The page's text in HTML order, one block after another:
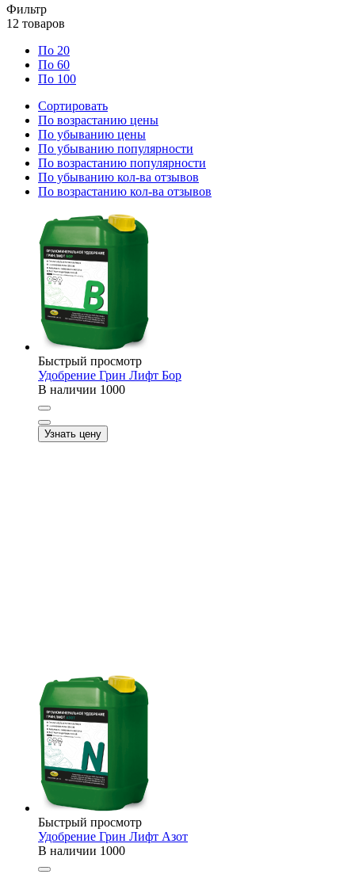
Фильтр
12 товаров
По 20
По 60
По 100
Сортировать
По возрастанию цены
По убыванию цены
По убыванию популярности
По возрастанию популярности
По убыванию кол-ва отзывов
По возрастанию кол-ва отзывов
Быстрый просмотр
Удобрение Грин Лифт Бор
В наличии 1000
Узнать цену
Быстрый просмотр
Удобрение Грин Лифт Азот
В наличии 1000